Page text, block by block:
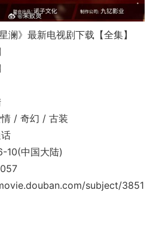
澜》最新电视剧下载【全集】
/ 奇幻 / 古装
中国大陆)
subject/3851